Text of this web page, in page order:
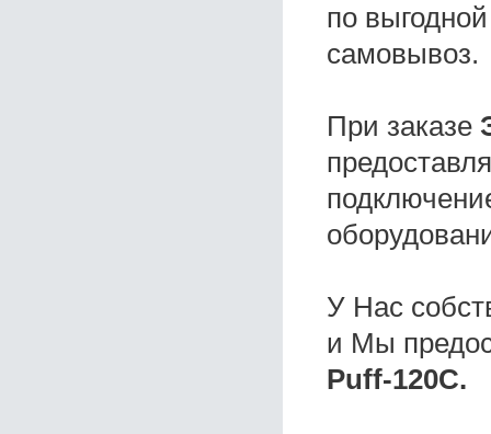
по
самовывоз.
При заказе
У Нас
и Мы
Puff-120С.